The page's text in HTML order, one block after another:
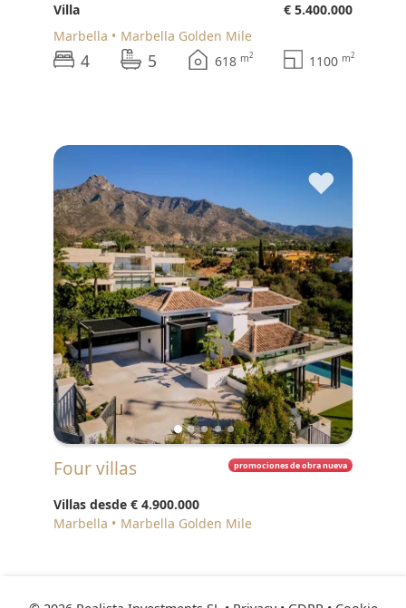
Villa
€ 5.400.000
Marbella
Marbella Golden Mile
4 5 618 m2 1100 m2
♥
promociones de obra nueva
Four villas
Villas desde € 4.900.000
Marbella
Marbella Golden Mile